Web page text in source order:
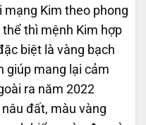
Kim theo phong
thì mệnh Kim hợp
biệt là vàng bạch
giúp mang lại cảm
ra năm 2022
đất, màu vàng